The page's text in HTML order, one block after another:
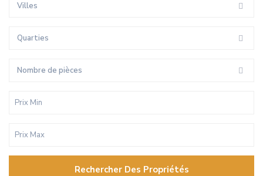
Villes
Quarties
Nombre de pièces
Rechercher Des Propriétés